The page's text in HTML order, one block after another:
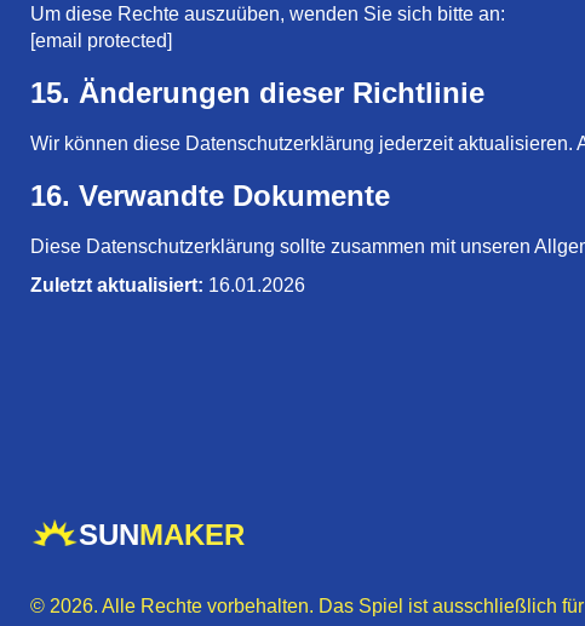
Um diese Rechte auszuüben, wenden Sie sich bitte an:
[email protected]
15. Änderungen dieser Richtlinie
Wir können diese Datenschutzerklärung jederzeit
16. Verwandte Dokumente
Diese Datenschutzerklärung sollte zusammen mit unseren
Zuletzt aktualisiert: 16.01.2026
SUNMAKER
© 2026. Alle Rechte vorbehalten. Das Spiel ist ausschließlich